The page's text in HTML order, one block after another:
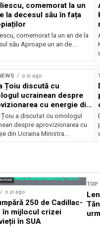
comemorat la un
la decesul său în fața
comemorat la un an de la
său Aproape un an de...
o zi ago
Țoiu discută cu
ucrainean despre
cu energie din
Țoiu a discutat cu omologul
despre aprovizionarea cu
din Ucraina Ministra...
o zi ago
250 de Cadillac-
în mijlocul crizei
în SUA
TOP